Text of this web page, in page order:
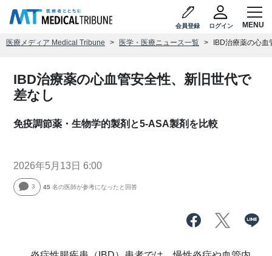
会員登録 ログイン
医療メディア Medical Tribune 医学・医療ニュース一覧 IBD治療薬の心
IBD治療薬の心血管安全性、新旧世代で
差なし
免疫調節薬・生物学的製剤と5-ASA製剤を比較
2026年5月13日 6:00
3 45 名の医師が参考になったと回答